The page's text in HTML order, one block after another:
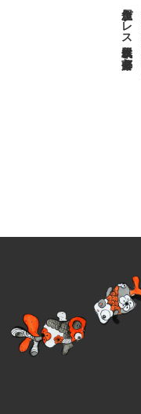
金魚屋プレス日本版代表 齋藤都